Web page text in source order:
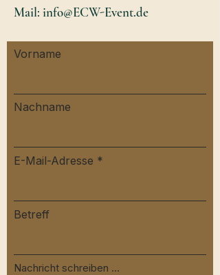
Mail: info@ECW-Event.de
Vorname
Nachname
E-Mail-Adresse
Betreff
Nachricht schreiben ...